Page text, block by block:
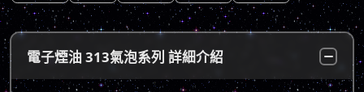
電子煙油 313氣泡系列 詳細介紹